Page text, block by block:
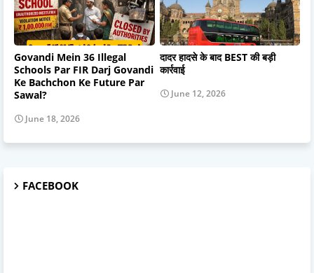
Govandi Mein 36 Illegal
Schools Par FIR Darj Govandi
Ke Bachchon Ke Future Par
Sawal?
June 18, 2026
दादर हादसे के बाद BEST की बड़ी
कार्रवाई
June 12, 2026
FACEBOOK